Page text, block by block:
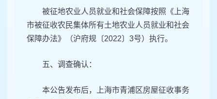
被征地农业人员就业和社会保障按照《上海
市被征收农民集体所有土地农业人员就业和社会
保障办法》（沪府规〔2022〕3号）执行。
五、调查确认：
本公告发布后，上海市青浦区房屋征收事务